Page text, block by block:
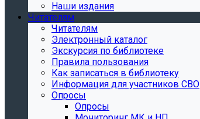
Наши издания
Читателям
Читателям
Электронный каталог
Экскурсия по библиотеке
Правила пользования
Как записаться в библиотеку
Информация для участников СВО
Опросы
Опросы